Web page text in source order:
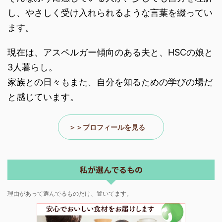
し、やさしく受け入れられるような言葉を綴ってい
ます。
現在は、アスペルガー傾向のある夫と、HSCの娘と
3人暮らし。
家族との日々もまた、自分を知るための学びの場だ
と感じています。
＞＞プロフィールを見る
私が選んでるもの
理由があって選んでるものだけ、置いてます。